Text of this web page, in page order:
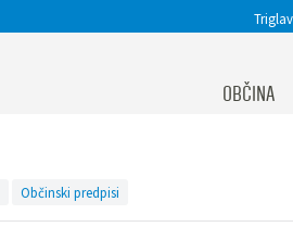
OBČINA
Občinski predpisi